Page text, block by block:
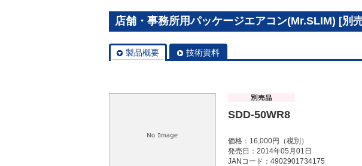
店舗・事務所用パッケージエアコン(Mr.SLIM) [別
製品概要 技術資料
SDD-50WR8
価格：16,000円（税別）
発売日：2014年05月01日
JANコード：4902901734175